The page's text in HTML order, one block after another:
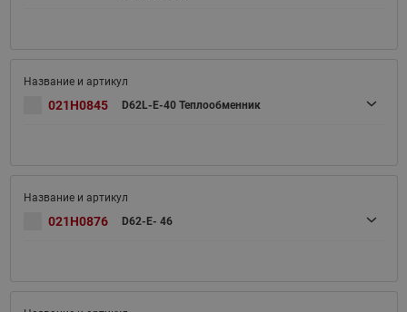
021H0845 D62L-E-40 Теплообменник
021H0876 D62-E- 46